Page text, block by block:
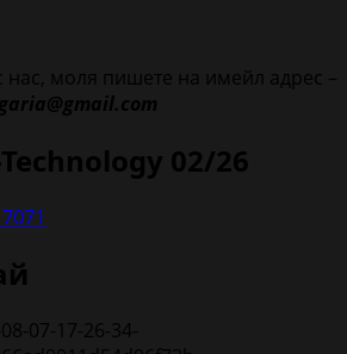
нас, моля пишете на имейл адрес –
02/26